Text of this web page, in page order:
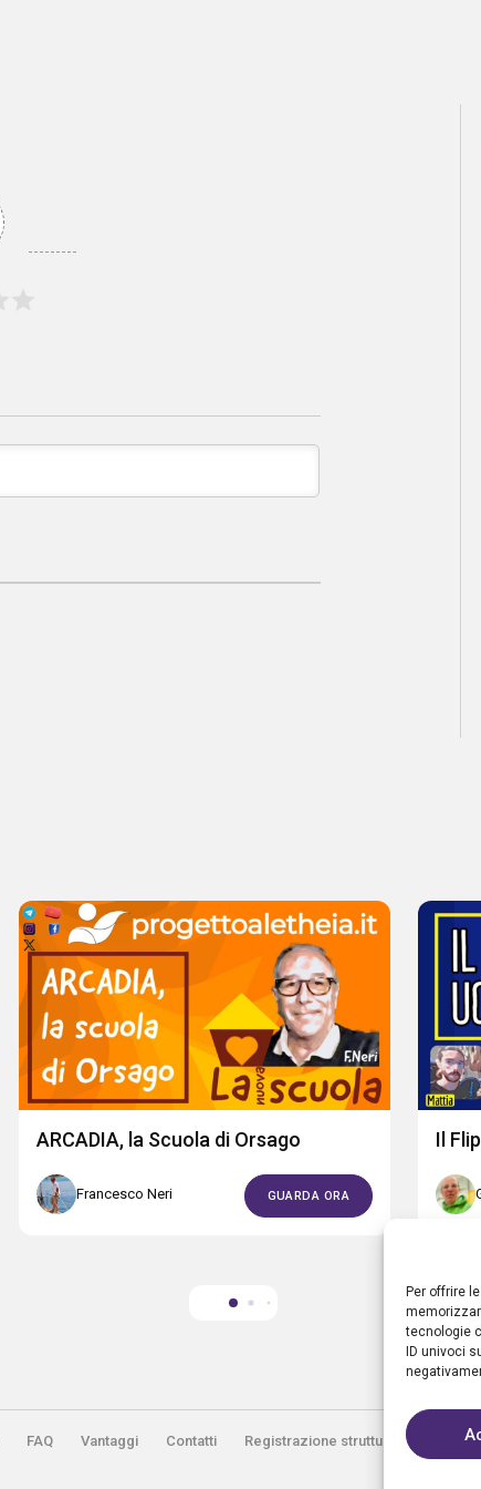
Per offrire
tecnologie
ID univoci
ARCADIA, la Scuola di Orsago
Francesco Neri GUARDA ORA
Il
FAQ Vantaggi Contatti Registrazione struttura
Sostieni